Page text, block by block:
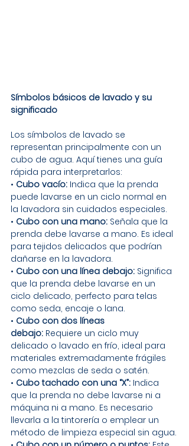
Símbolos básicos de lavado y su
significado
Los símbolos de lavado se
representan principalmente con un
cubo de agua. Aquí tienes una guía
rápida para interpretarlos:
• Cubo vacío: Indica que la prenda
puede lavarse en un ciclo normal en
la lavadora sin cuidados especiales.
• Cubo con una mano: Señala que la
prenda debe lavarse a mano. Es ideal
para tejidos delicados que podrían
dañarse en la lavadora.
• Cubo con una línea debajo: Significa
que la prenda debe lavarse en un
ciclo delicado, perfecto para telas
como seda, encaje o lana.
• Cubo con dos líneas
debajo: Requiere un ciclo muy
delicado o lavado en frío, ideal para
materiales extremadamente frágiles
como mezclas de seda o satén.
• Cubo tachado con una “X”: Indica
que la prenda no debe lavarse ni a
máquina ni a mano. Es necesario
llevarla a la tintorería o emplear un
método de limpieza especial sin agua.